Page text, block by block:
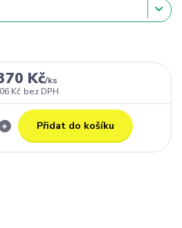
Kč/ks
Kč bez DPH
Přidat do košíku